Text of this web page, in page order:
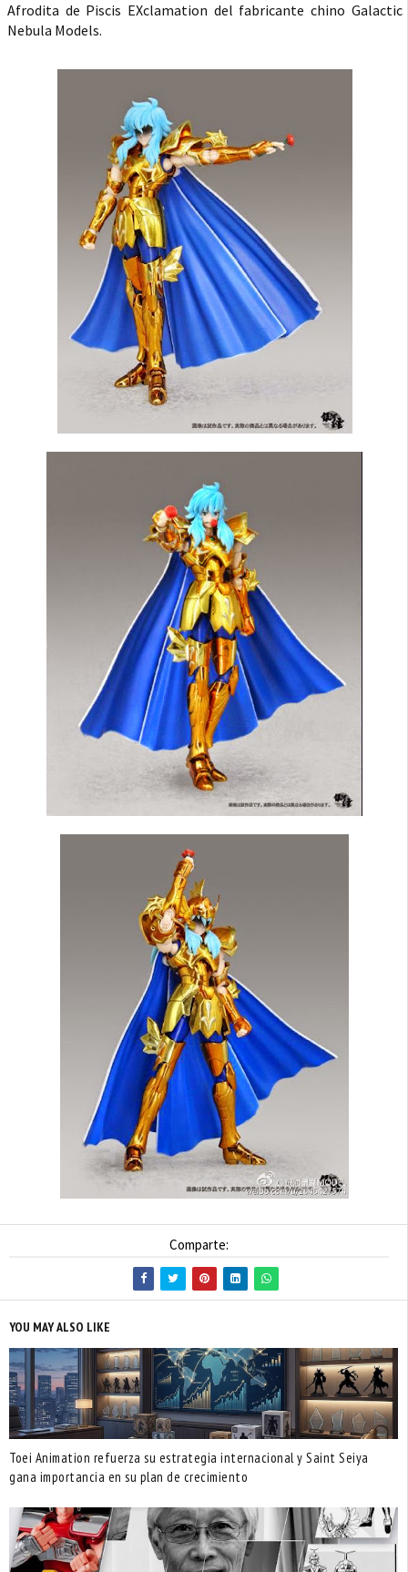
Afrodita de Piscis EXclamation del fabricante chino Galactic
Nebula Models.
Comparte:
YOU MAY ALSO LIKE
Toei Animation refuerza su estrategia internacional y Saint Seiya
gana importancia en su plan de crecimiento